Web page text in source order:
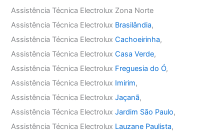
Assistência Técnica Electrolux Zona Norte
Assistência Técnica Electrolux Brasilândia,
Assistência Técnica ElectroluxCachoeirinha,
Assistência Técnica ElectroluxCasa Verde,
Assistência Técnica Electrolux Freguesia do Ó,
Assistência Técnica Electrolux Imirim,
Assistência Técnica ElectroluxJaçanã,
Assistência Técnica ElectroluxJardim São Paulo,
Assistência Técnica Electrolux Lauzane Paulista,